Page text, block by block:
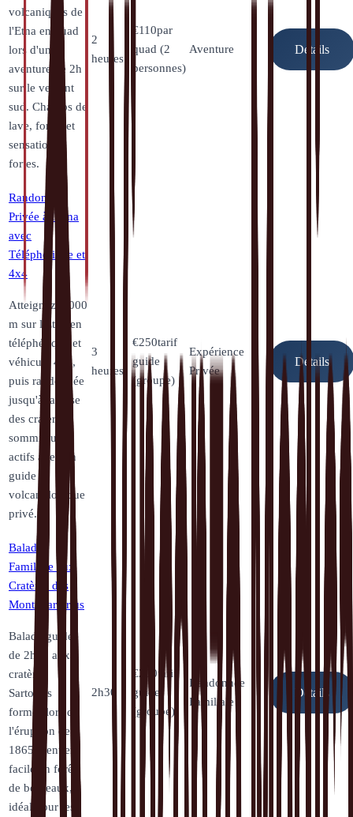
volcaniques de
l'Etna en quad
lors d'une
aventure de 2h
sur le versant
sud. Champs de
lave, forêts et
sensations
fortes.
2
heures
€110par
quad (2
personnes)
Aventure Détails
Randonnée
Privée à l'Etna
avec
Téléphérique et
4x4
Atteignez 3 000
m sur l'Etna en
téléphérique et
véhicule 4x4,
puis randonnée
jusqu'à la base
des cratères
sommitaux
actifs avec un
guide
volcanologique
privé.
3
heures
€250tarif
guide
(groupe)
Expérience
Privée
Détails
Balade
Familiale aux
Cratères des
Monti Sartorius
Balade guidée
de 2h30 aux
cratères
Sartorius
formés lors de
l'éruption de
1865. Sentier
facile en forêt
de bouleaux,
idéal pour les
2h30
€200tarif
guide
(groupe)
Randonnée
Familiale
Détails